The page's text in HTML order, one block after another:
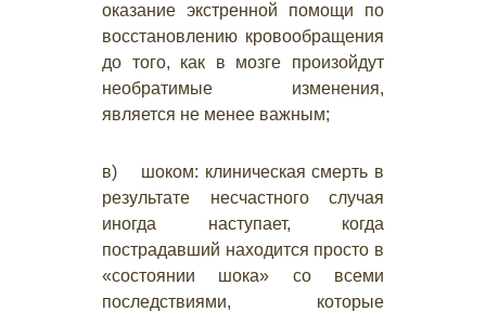
оказание экстренной помощи по
восстановлению кровообращения
до того, как в мозге произойдут
необратимые изменения,
является не менее важным;
в) шоком: клиническая смерть в
результате несчастного случая
иногда наступает, когда
пострадавший находится просто в
«состоянии шока» со всеми
последствиями, которые